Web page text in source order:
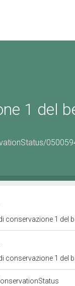
1 del
conservazione 1 del
conservazione 1 del